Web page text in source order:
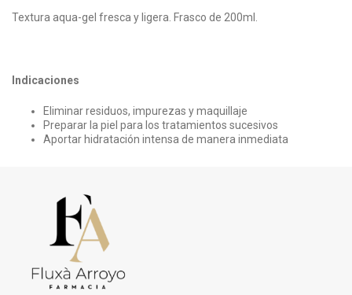
Textura aqua-gel fresca y ligera. Frasco de 200ml.
Indicaciones
Eliminar residuos, impurezas y maquillaje
Preparar la piel para los tratamientos sucesivos
Aportar hidratación intensa de manera inmediata